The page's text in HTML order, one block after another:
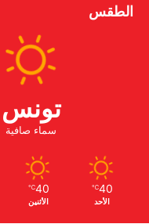
الطقس
تونس
سماء صافية
40
℃
الأحد
40
℃
الأثنين